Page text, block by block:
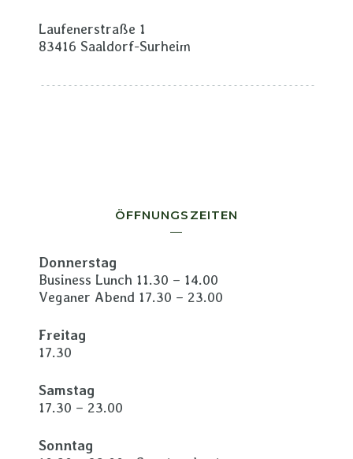
Laufenerstraße 1
83416 Saaldorf-Surheim
ÖFFNUNGSZEITEN
Donnerstag
Business Lunch 11.30 – 14.00
Veganer Abend 17.30 – 23.00
Freitag
17.30
Samstag
17.30 – 23.00
Sonntag